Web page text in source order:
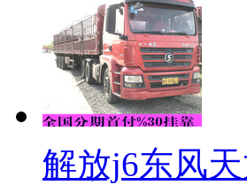
解放j6东风